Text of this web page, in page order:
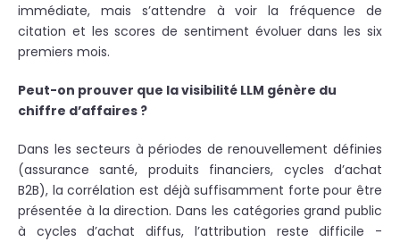
immédiate, mais s’attendre à voir la fréquence de
citation et les scores de sentiment évoluer dans les six
premiers mois.
Peut-on prouver que la visibilité LLM génère du
chiffre d’affaires ?
Dans les secteurs à périodes de renouvellement définies
(assurance santé, produits financiers, cycles d’achat
B2B), la corrélation est déjà suffisamment forte pour être
présentée à la direction. Dans les catégories grand public
à cycles d’achat diffus, l’attribution reste difficile -